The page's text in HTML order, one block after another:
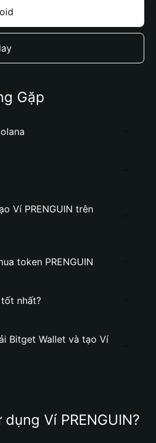
Gặp
Ví PRENGUIN trên
token PRENGUIN
tốt nhất?
Bitget Wallet và tạo Ví
Ví PRENGUIN?